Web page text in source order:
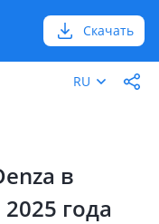
Скачать
RU
в
года